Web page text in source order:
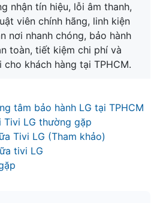
nhận tín hiệu, lỗi âm thanh,
viên chính hãng, linh kiện
nơi nhanh chóng, bảo hành
toàn, tiết kiệm chi phí và
khách hàng tại TPHCM.
tâm bảo hành LG tại TPHCM
Tivi LG thường gặp
Tivi LG (Tham khảo)
tivi LG